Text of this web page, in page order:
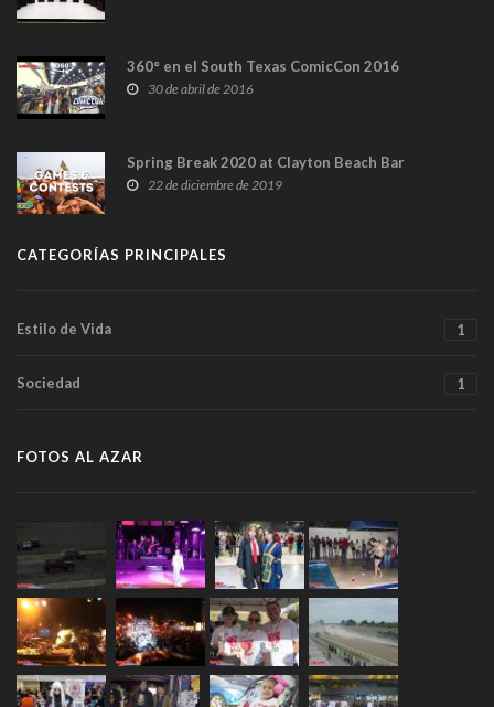
360° en el South Texas ComicCon 2016
30 de abril de 2016
Spring Break 2020 at Clayton Beach Bar
22 de diciembre de 2019
CATEGORÍAS PRINCIPALES
Estilo de Vida 1
Sociedad 1
FOTOS AL AZAR